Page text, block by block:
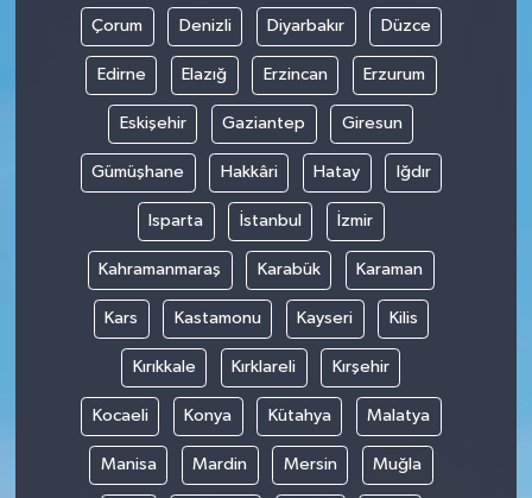
Çorum Denizli Diyarbakır Düzce
Edirne Elazığ Erzincan Erzurum
Eskişehir Gaziantep Giresun
Gümüşhane Hakkâri Hatay Iğdır
Isparta İstanbul İzmir
Kahramanmaraş Karabük Karaman
Kars Kastamonu Kayseri Kilis
Kırıkkale Kırklareli Kırşehir
Kocaeli Konya Kütahya Malatya
Manisa Mardin Mersin Muğla